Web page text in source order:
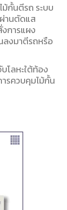
ม้กั้นตีรถ ระบบ
านตัดแส
งการแผง
ลงมาตีรถหรือ
โลหะใต้ท้อง
ารควบคุมไม้กั้น